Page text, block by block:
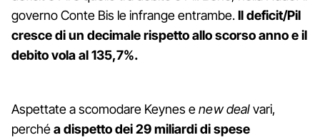
governo Conte Bis le infrange entrambe.Il deficit/Pil
cresce di un decimale rispetto allo scorso anno e il
debito vola al 135,7%.
Aspettate a scomodare Keynes enew dealvari,
perchéa dispetto dei 29 miliardi di spese